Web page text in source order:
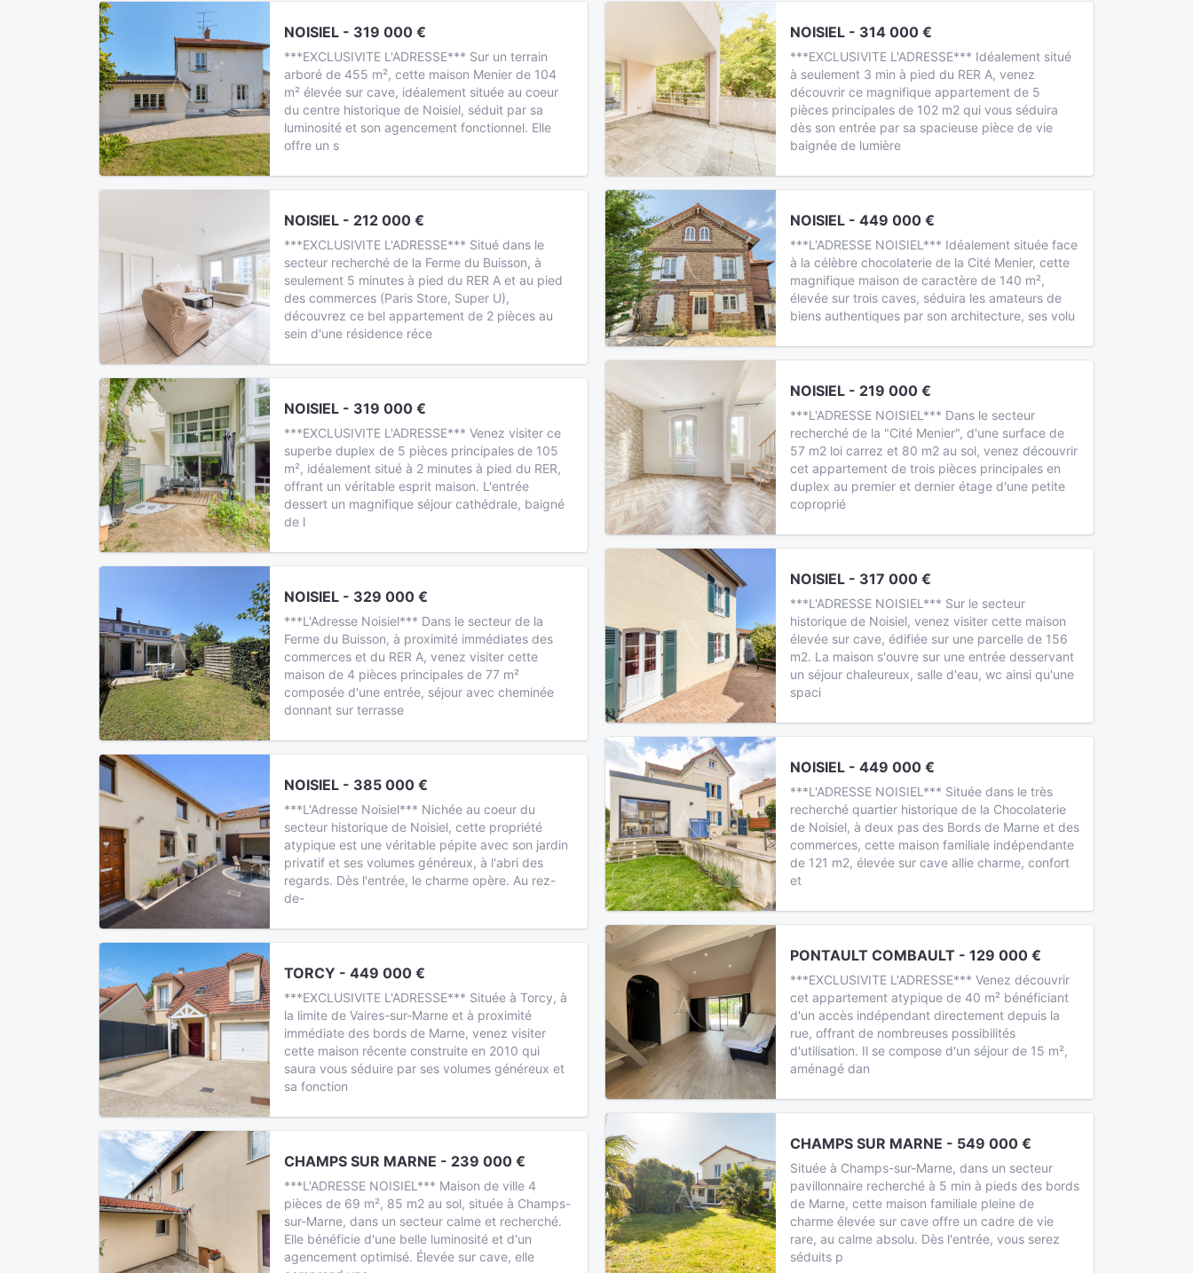
NOISIEL - 319 000 €
***EXCLUSIVITE L'ADRESSE*** Sur un terrain
arboré de 455 m², cette maison Menier de 104
m² élevée sur cave, idéalement située au coeur
du centre historique de Noisiel, séduit par sa
luminosité et son agencement fonctionnel. Elle
offre un s
NOISIEL - 212 000 €
***EXCLUSIVITE L'ADRESSE*** Situé dans le
secteur recherché de la Ferme du Buisson, à
seulement 5 minutes à pied du RER A et au pied
des commerces (Paris Store, Super U),
découvrez ce bel appartement de 2 pièces au
sein d'une résidence réce
NOISIEL - 319 000 €
***EXCLUSIVITE L'ADRESSE*** Venez visiter ce
superbe duplex de 5 pièces principales de 105
m², idéalement situé à 2 minutes à pied du RER,
offrant un véritable esprit maison. L'entrée
dessert un magnifique séjour cathédrale, baigné
de l
NOISIEL - 329 000 €
***L'Adresse Noisiel*** Dans le secteur de la
Ferme du Buisson, à proximité immédiates des
commerces et du RER A, venez visiter cette
maison de 4 pièces principales de 77 m²
composée d'une entrée, séjour avec cheminée
donnant sur terrasse
NOISIEL - 385 000 €
***L'Adresse Noisiel*** Nichée au coeur du
secteur historique de Noisiel, cette propriété
atypique est une véritable pépite avec son jardin
privatif et ses volumes généreux, à l'abri des
regards. Dès l'entrée, le charme opère. Au rez-
de-
TORCY - 449 000 €
***EXCLUSIVITE L'ADRESSE*** Située à Torcy, à
la limite de Vaires-sur-Marne et à proximité
immédiate des bords de Marne, venez visiter
cette maison récente construite en 2010 qui
saura vous séduire par ses volumes généreux et
sa fonction
CHAMPS SUR MARNE - 239 000 €
***L'ADRESSE NOISIEL*** Maison de ville 4
pièces de 69 m², 85 m2 au sol, située à Champs-
sur-Marne, dans un secteur calme et recherché.
Elle bénéficie d'une belle luminosité et d'un
agencement optimisé. Élevée sur cave, elle
NOISIEL - 314 000 €
***EXCLUSIVITE L'ADRESSE*** Idéalement situé
à seulement 3 min à pied du RER A, venez
découvrir ce magnifique appartement de 5
pièces principales de 102 m2 qui vous séduira
dès son entrée par sa spacieuse pièce de vie
baignée de lumière
NOISIEL - 449 000 €
***L'ADRESSE NOISIEL*** Idéalement située face
à la célèbre chocolaterie de la Cité Menier, cette
magnifique maison de caractère de 140 m²,
élevée sur trois caves, séduira les amateurs de
biens authentiques par son architecture, ses volu
NOISIEL - 219 000 €
***L'ADRESSE NOISIEL*** Dans le secteur
recherché de la "Cité Menier", d'une surface de
57 m2 loi carrez et 80 m2 au sol, venez découvrir
cet appartement de trois pièces principales en
duplex au premier et dernier étage d'une petite
coproprié
NOISIEL - 317 000 €
***L'ADRESSE NOISIEL*** Sur le secteur
historique de Noisiel, venez visiter cette maison
élevée sur cave, édifiée sur une parcelle de 156
m2. La maison s'ouvre sur une entrée desservant
un séjour chaleureux, salle d'eau, wc ainsi qu'une
spaci
NOISIEL - 449 000 €
***L'ADRESSE NOISIEL*** Située dans le très
recherché quartier historique de la Chocolaterie
de Noisiel, à deux pas des Bords de Marne et des
commerces, cette maison familiale indépendante
de 121 m2, élevée sur cave allie charme, confort
et
PONTAULT COMBAULT - 129 000 €
***EXCLUSIVITE L'ADRESSE*** Venez découvrir
cet appartement atypique de 40 m² bénéficiant
d'un accès indépendant directement depuis la
rue, offrant de nombreuses possibilités
d'utilisation. Il se compose d'un séjour de 15 m²,
aménagé dan
CHAMPS SUR MARNE - 549 000 €
Située à Champs-sur-Marne, dans un secteur
pavillonnaire recherché à 5 min à pieds des bords
de Marne, cette maison familiale pleine de
charme élevée sur cave offre un cadre de vie
rare, au calme absolu. Dès l'entrée, vous serez
séduits p